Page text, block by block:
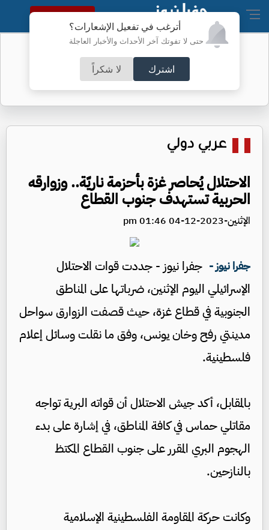
أترغب في تفعيل الإشعارات؟
حتى لا تفوتك آخر الأحداث والأخبار العاجلة
اشترك لا شكراً
النسخة الكاملة
المستقبل
عربي دولي
الاحتلال يُحاصر غزة بأحزمة ناريّة.. وزوارقه
الحربية تستهدف جنوب القطاع
الإثنين-2023-12-04 01:46 pm
جفرا نيوز - جفرا نيوز - جددت قوات الاحتلال
الإسرائيلي اليوم الإثنين، ضرباتها على المناطق
الجنوبية في قطاع غزة، حيث قصفت الزوارق سواحل
مدينتي رفح وخان يونس، وفق ما نقلت وسائل إعلام
فلسطينية.
بالمقابل، أكد جيش الاحتلال أن قواته البرية تواجه
مقاتلي حماس في كافة المناطق، في إشارة على بدء
الهجوم البري المقرر على جنوب القطاع المكتظ
بالنازحين.
وكانت حركة المقاومة الفلسطينية الإسلامية